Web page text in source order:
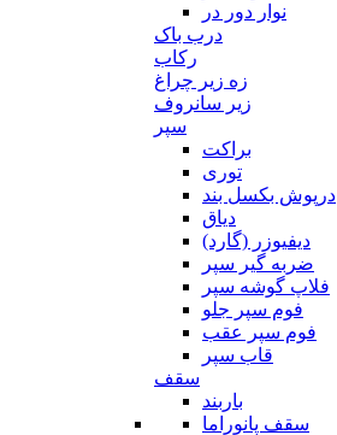
نوار دور در
درب باک
رکاب
زه زیر چراغ
زیر سانروف
سپر
براکت
توری
درپوش بکسل بند
دیاق
دیفیوزر (گارد)
ضربه گیر سپر
فلاپ گوشه سپر
فوم سپر جلو
فوم سپر عقب
قاب سپر
سقف
باربند
سقف پانوراما